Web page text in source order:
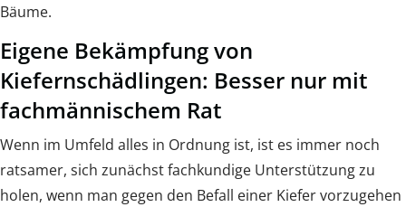
Bäume.
Eigene Bekämpfung von
Kiefernschädlingen: Besser nur mit
fachmännischem Rat
Wenn im Umfeld alles in Ordnung ist, ist es immer noch
ratsamer, sich zunächst fachkundige Unterstützung zu
holen, wenn man gegen den Befall einer Kiefer vorzugehen